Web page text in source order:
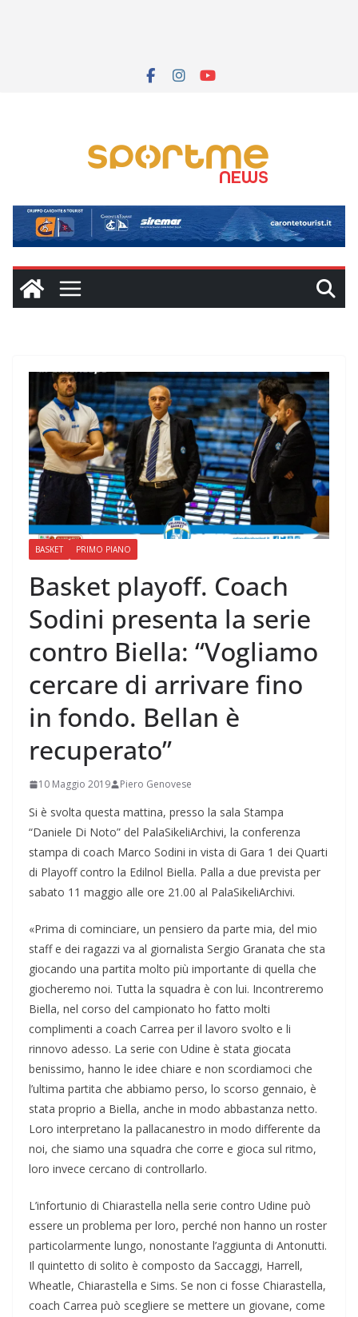
BASKET PRIMO PIANO
Basket playoff. Coach
Sodini presenta la serie
contro Biella: “Vogliamo
cercare di arrivare fino
in fondo. Bellan è
recuperato”
10 Maggio 2019 Piero Genovese
Si è svolta questa mattina, presso la sala Stampa
“Daniele Di Noto” del PalaSikeliArchivi, la conferenza
stampa di coach Marco Sodini in vista di Gara 1 dei Quarti
di Playoff contro la Edilnol Biella. Palla a due prevista per
sabato 11 maggio alle ore 21.00 al PalaSikeliArchivi.
«Prima di cominciare, un pensiero da parte mia, del mio
staff e dei ragazzi va al giornalista Sergio Granata che sta
giocando una partita molto più importante di quella che
giocheremo noi. Tutta la squadra è con lui. Incontreremo
Biella, nel corso del campionato ho fatto molti
complimenti a coach Carrea per il lavoro svolto e li
rinnovo adesso. La serie con Udine è stata giocata
benissimo, hanno le idee chiare e non scordiamoci che
l’ultima partita che abbiamo perso, lo scorso gennaio, è
stata proprio a Biella, anche in modo abbastanza netto.
Loro interpretano la pallacanestro in modo differente da
noi, che siamo una squadra che corre e gioca sul ritmo,
loro invece cercano di controllarlo.
L’infortunio di Chiarastella nella serie contro Udine può
essere un problema per loro, perché non hanno un roster
particolarmente lungo, nonostante l’aggiunta di Antonutti.
Il quintetto di solito è composto da Saccaggi, Harrell,
Wheatle, Chiarastella e Sims. Se non ci fosse Chiarastella,
coach Carrea può scegliere se mettere un giovane, come